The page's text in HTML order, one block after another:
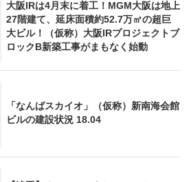
大阪IRは4月末に着工！MGM大阪は地上
27階建て、延床面積約52.7万㎡の超巨
大ビル！（仮称）大阪IRプロジェクトブ
ロックB新築工事がまもなく始動
「なんばスカイオ」（仮称）新南海会館
ビルの建設状況 18.04